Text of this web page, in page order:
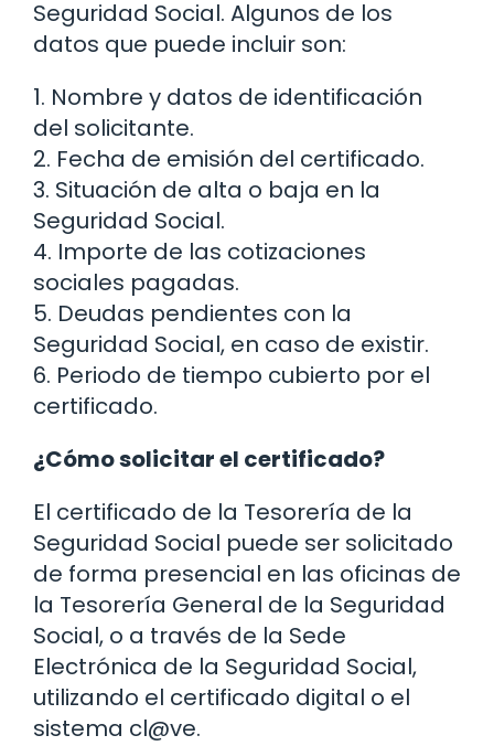
Seguridad Social. Algunos de los
datos que puede incluir son:
1. Nombre y datos de identificación
del solicitante.
2. Fecha de emisión del certificado.
3. Situación de alta o baja en la
Seguridad Social.
4. Importe de las cotizaciones
sociales pagadas.
5. Deudas pendientes con la
Seguridad Social, en caso de existir.
6. Periodo de tiempo cubierto por el
certificado.
¿Cómo solicitar el certificado?
El certificado de la Tesorería de la
Seguridad Social puede ser solicitado
de forma presencial en las oficinas de
la Tesorería General de la Seguridad
Social, o a través de la Sede
Electrónica de la Seguridad Social,
utilizando el certificado digital o el
sistema cl@ve.